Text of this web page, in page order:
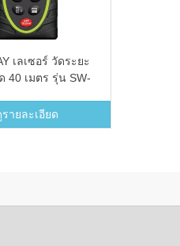
เลเซอร์ วัดระยะ
40 เมตร รุ่น SW-
ายละเอียด